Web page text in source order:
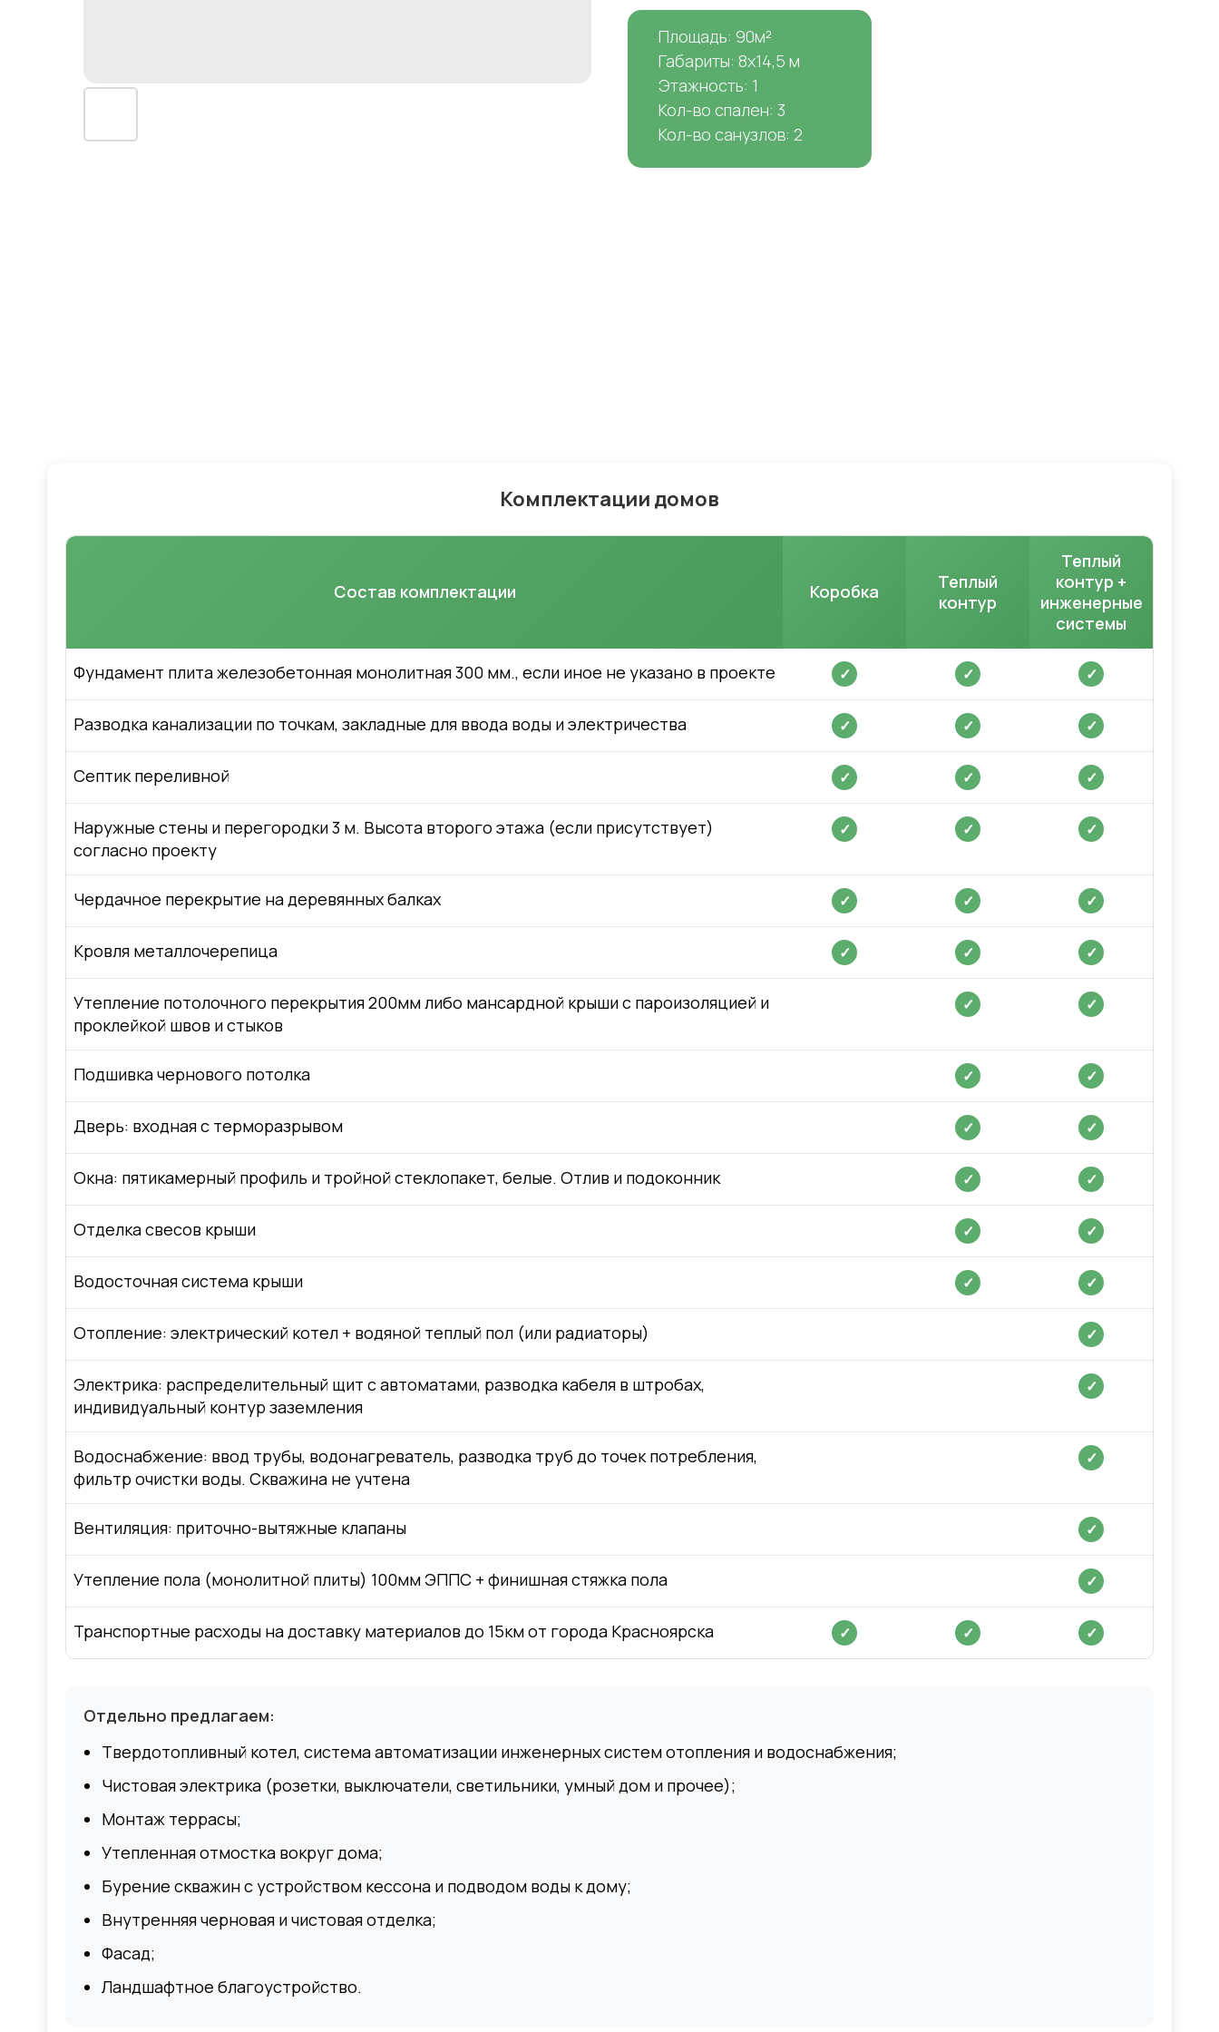
Площадь: 90м²
Габариты: 8х14,5 м
Этажность: 1
Кол-во спален: 3
Кол-во санузлов: 2
Комплектации домов
Состав комплектации Коробка
Теплый
контур
Теплый
контур +
инженерные
системы
Фундамент плита железобетонная монолитная 300 мм., если иное не указано в проекте ✓ ✓ ✓
Разводка канализации по точкам, закладные для ввода воды и электричества ✓ ✓ ✓
Септик переливной ✓ ✓ ✓
Наружные стены и перегородки 3 м. Высота второго этажа (если присутствует)
согласно проекту
✓ ✓ ✓
Чердачное перекрытие на деревянных балках ✓ ✓ ✓
Кровля металлочерепица ✓ ✓ ✓
Утепление потолочного перекрытия 200мм либо мансардной крыши с пароизоляцией и
проклейкой швов и стыков
✓ ✓
Подшивка чернового потолка ✓ ✓
Дверь: входная с терморазрывом ✓ ✓
Окна: пятикамерный профиль и тройной стеклопакет, белые. Отлив и подоконник ✓ ✓
Отделка свесов крыши ✓ ✓
Водосточная система крыши ✓ ✓
Отопление: электрический котел + водяной теплый пол (или радиаторы) ✓
Электрика: распределительный щит с автоматами, разводка кабеля в штробах,
индивидуальный контур заземления
✓
Водоснабжение: ввод трубы, водонагреватель, разводка труб до точек потребления,
фильтр очистки воды. Скважина не учтена
✓
Вентиляция: приточно-вытяжные клапаны ✓
Утепление пола (монолитной плиты) 100мм ЭППС + финишная стяжка пола ✓
Транспортные расходы на доставку материалов до 15км от города Красноярска ✓ ✓ ✓
Отдельно предлагаем:
Твердотопливный котел, система автоматизации инженерных систем отопления и водоснабжения;
Чистовая электрика (розетки, выключатели, светильники, умный дом и прочее);
Монтаж террасы;
Утепленная отмостка вокруг дома;
Бурение скважин с устройством кессона и подводом воды к дому;
Внутренняя черновая и чистовая отделка;
Фасад;
Ландшафтное благоустройство.